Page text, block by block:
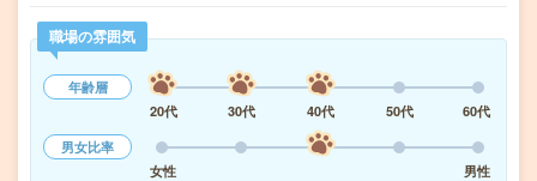
職場の雰囲気
年齢層
20代
30代 40代 50代
60代
男女比率
女性
男性